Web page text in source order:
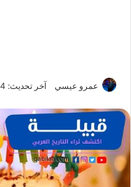
عمرو عيسي آخر تحديث: 2024-12-02